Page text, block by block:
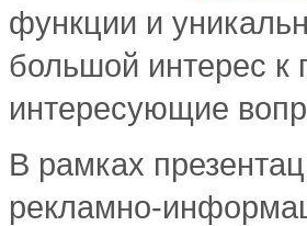
функции и
большой интерес к
интересующие
В рамках
рекламно-